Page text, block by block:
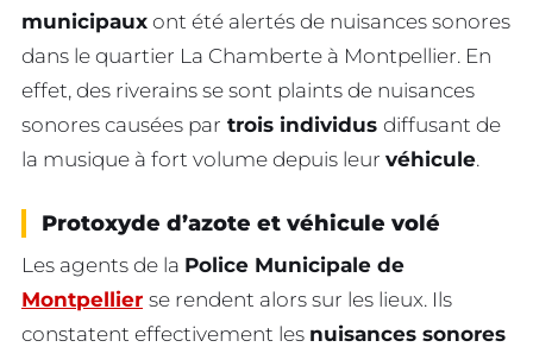
municipaux ont été alertés de nuisances sonores
dans le quartier La Chamberte à Montpellier. En
effet, des riverains se sont plaints de nuisances
sonores causées par trois individus diffusant de
la musique à fort volume depuis leur véhicule.
Protoxyde d’azote et véhicule volé
Les agents de la Police Municipale de
Montpellier se rendent alors sur les lieux. Ils
constatent effectivement les nuisances sonores